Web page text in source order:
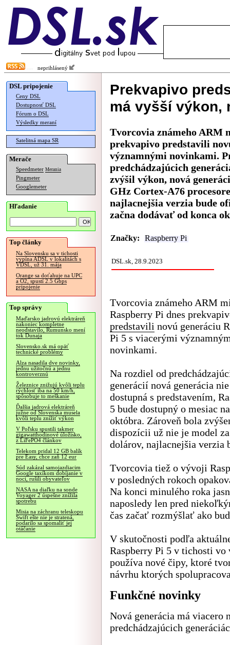
neprihlásený
DSL pripojenie
Ceny DSL
Dostupnosť DSL
Fórum o DSL
Výsledky meraní
Satelitná mapa SR
Merače
Speedmeter Merania
Pingmeter
Googlemeter
Hľadanie
Top články
Na Slovensku sa v tichosti
vypína ADSL v lokalitách s
VDSL, už 31. mája
Orange sa doťahuje na UPC
a O2, spustí 2.5 Gbps
pripojenie
Top správy
Maďarsko jadrovú elektráreň
nakoniec kompletne
neodstavilo, Rumunsko mení
tok Dunaja
Slovensko.sk má opäť
technické problémy
Alza nasadila dve novinky,
jednu užitočnú a jednu
kontroverznú
Železnice znižujú kvôli teplu
rýchlosť iba na 50 km/h,
spôsobuje to meškanie
Ďalšia jadrová elektráreň
južne od Slovenska musela
kvôli teplu znížiť výkon
V Poľsku spustili takmer
gigawatthodinové úložisko,
z LiFePO4 článkov
Telekom pridal 12 GB balík
pre Easy, chce zaň 12 eur
Súd zakázal samojazdiacim
Google taxíkom dobíjanie v
noci, rušili obyvateľov
NASA na diaľku na sonde
Voyager 2 úspešne znížila
spotrebu
Misia na záchranu teleskopu
Swift ešte nie je stratená,
podarilo sa spomaliť jej
otáčanie
Prekvapivo
má vyšší výkon,
Tvorcovia známeho ARM
prekvapivo predstavili
významnými novinkami.
predchádzajúcich
zvýšil výkon, nová
GHz Cortex-A76
najlacnejšia verzia bude
začna dodávať od konca
Značky: Raspberry Pi
DSL.sk, 28.9.2023
Tvorcovia známeho ARM
Raspberry Pi dnes
predstavili novú generáciu
Pi 5 s viacerými
novinkami.
Na rozdiel od
generácií nová generácia
dostupná s predstavením,
5 bude dostupný o mesiac
októbra. Zároveň bola
dispozícii už nie je model
dolárov, najlacnejšia verzia
Tvorcovia tiež o vývoji
v posledných rokoch
Na konci minulého roka
naposledy len pred
čas začať rozmýšlať ako
V skutočnosti podľa
Raspberry Pi 5 v tichosti
používa nové čipy, ktoré
návrhu ktorých
Funkčné novinky
Nová generácia má
predchádzajúcich